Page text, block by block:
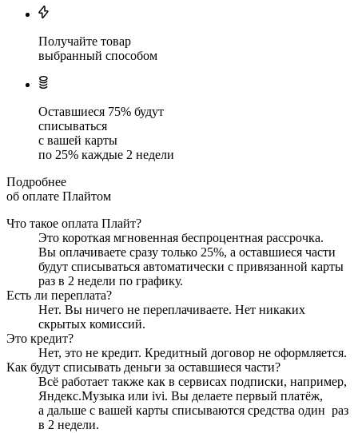
Получайте товар
выбранный способом
Оставшиеся 75% будут
списываться
с вашей карты
по 25% каждые 2 недели
Подробнее
об оплате Плайтом
Что такое оплата Плайт?
Это короткая мгновенная беспроцентная рассрочка.
Вы оплачиваете сразу только 25%, а оставшиеся части
будут списываться автоматически с привязанной карты
раз в 2 недели по графику.
Есть ли переплата?
Нет. Вы ничего не переплачиваете. Нет никаких
скрытых комиссий.
Это кредит?
Нет, это не кредит. Кредитный договор не оформляется.
Как будут списывать деньги за оставшиеся части?
Всё работает также как в сервисах подписки, например,
Яндекс.Музыка или ivi. Вы делаете первый платёж,
а дальше с вашей карты списываются средства один раз
в 2 недели.